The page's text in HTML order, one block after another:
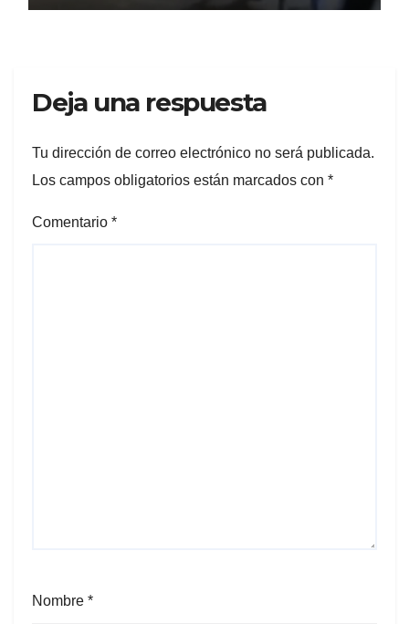
Deja una respuesta
Tu dirección de correo electrónico no será publicada.
Los campos obligatorios están marcados con *
Comentario *
Nombre *